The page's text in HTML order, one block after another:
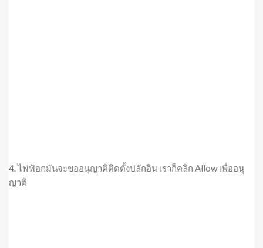
4. ไฟฟ้อกมันจะขออนุญาติติดตั้งปลักอิน เราก็คลิก Allow เพื่ออนุ
ญาติ